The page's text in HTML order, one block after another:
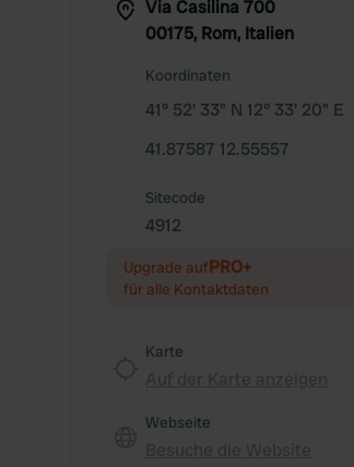
Via Casilina 700
00175, Rom, Italien
Koordinaten
41° 52' 33" N 12° 33' 20" E
41.87587 12.55557
Sitecode
4912
Upgrade aufPRO+
für alle Kontaktdaten
Karte
Webseite